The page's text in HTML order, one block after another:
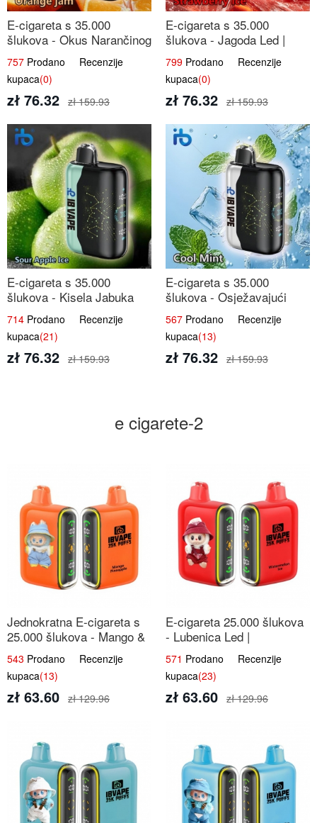
E-cigareta s 35.000
šlukova - Okus Narančinog
Džema | Dugotrajno
Iskustvo
757 Prodano Recenzije
kupaca(0)
zł 76.32 zł 159.93
E-cigareta s 35.000
šlukova - Jagoda Led |
Ohladivši i Osježavajući
Okus
799 Prodano Recenzije
kupaca(0)
zł 76.32 zł 159.93
E-cigareta s 35.000
šlukova - Kisela Jabuka
Led | Osježavajući Kiselo-
Slatki Okus
714 Prodano Recenzije
kupaca(21)
zł 76.32 zł 159.93
E-cigareta s 35.000
šlukova - Osježavajući
Mentol | Čista i Svježa
Okus
567 Prodano Recenzije
kupaca(13)
zł 76.32 zł 159.93
e cigarete-2
Jednokratna E-cigareta s
25.000 šlukova - Mango &
Ananas | Egzotična Voćna
Mješavina
543 Prodano Recenzije
kupaca(13)
zł 63.60 zł 129.96
E-cigareta 25.000 šlukova
- Lubenica Led |
Osježavajući Ljetni Okus
571 Prodano Recenzije
kupaca(23)
zł 63.60 zł 129.96